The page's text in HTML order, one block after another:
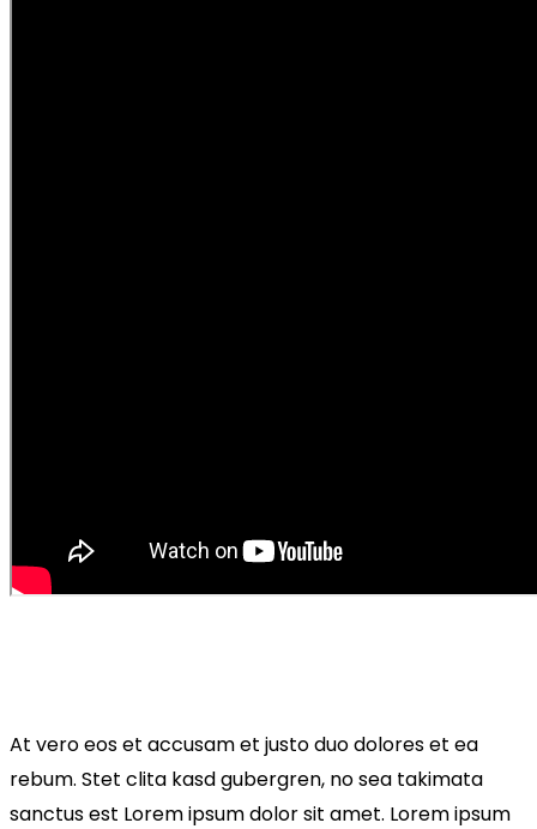
At vero eos et accusam et justo duo dolores et ea
rebum. Stet clita kasd gubergren, no sea takimata
sanctus est Lorem ipsum dolor sit amet. Lorem ipsum